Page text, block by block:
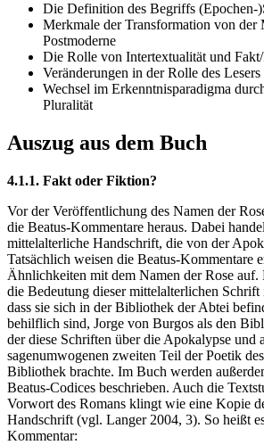
Die Definition des Begriffs (Epochen-
Merkmale der Transformation von der
Postmoderne
Die Rolle von Intertextualität und
Veränderungen in der Rolle des
Wechsel im Erkenntnisparadigma
Pluralität
Auszug aus dem Buch
4.1.1. Fakt oder Fiktion?
Vor der Veröffentlichung des Namen der
die Beatus-Kommentare heraus. Dabei
mittelalterliche Handschrift, die von der
Tatsächlich weisen die Beatus-Kommentare
Ähnlichkeiten mit dem Namen der Rose
die Bedeutung dieser mittelalterlichen Schrift
dass sie sich in der Bibliothek der Abtei
behilflich sind, Jorge von Burgos als den
der diese Schriften über die Apokalypse und
sagenumwogenen zweiten Teil der Poetik
Bibliothek brachte. Im Buch werden
Beatus-Codices beschrieben. Auch die
Vorwort des Romans klingt wie eine Kopie
Handschrift (vgl. Langer 2004, 3). So heißt
Kommentar: